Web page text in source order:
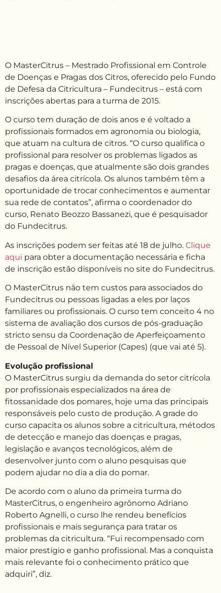
O MasterCitrus – Mestrado Profissional em Controle
de Doenças e Pragas dos Citros, oferecido pelo Fundo
de Defesa da Citricultura – Fundecitrus – está com
inscrições abertas para a turma de 2015.
O curso tem duração de dois anos e é voltado a
profissionais formados em agronomia ou biologia,
que atuam na cultura de citros. “O curso qualifica o
profissional para resolver os problemas ligados as
pragas e doenças, que atualmente são dois grandes
desafios da área citrícola. Os alunos também têm a
oportunidade de trocar conhecimentos e aumentar
sua rede de contatos”, afirma o coordenador do
curso, Renato Beozzo Bassanezi, que é pesquisador
do Fundecitrus.
As inscrições podem ser feitas até 18 de julho. Clique
aqui para obter a documentação necessária e ficha
de inscrição estão disponíveis no site do Fundecitrus.
O MasterCitrus não tem custos para associados do
Fundecitrus ou pessoas ligadas a eles por laços
familiares ou profissionais. O curso tem conceito 4 no
sistema de avaliação dos cursos de pós-graduação
stricto sensu da Coordenação de Aperfeiçoamento
de Pessoal de Nível Superior (Capes) (que vai até 5).
Evolução profissional
O MasterCitrus surgiu da demanda do setor citrícola
por profissionais especializados na área de
fitossanidade dos pomares, hoje uma das principais
responsáveis pelo custo de produção. A grade do
curso capacita os alunos sobre a citricultura, métodos
de detecção e manejo das doenças e pragas,
legislação e avanços tecnológicos, além de
desenvolver junto com o aluno pesquisas que
podem ajudar no dia a dia do pomar.
De acordo com o aluno da primeira turma do
MasterCitrus, o engenheiro agrônomo Adriano
Roberto Agnelli, o curso lhe rendeu benefícios
profissionais e mais segurança para tratar os
problemas da citricultura. “Fui recompensado com
maior prestígio e ganho profissional. Mas a conquista
mais relevante foi o conhecimento prático que
adquiri”, diz.